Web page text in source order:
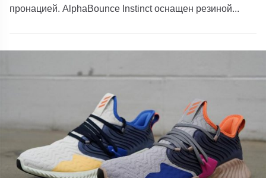
пронацией. AlphaBounce Instinct оснащен резиной...